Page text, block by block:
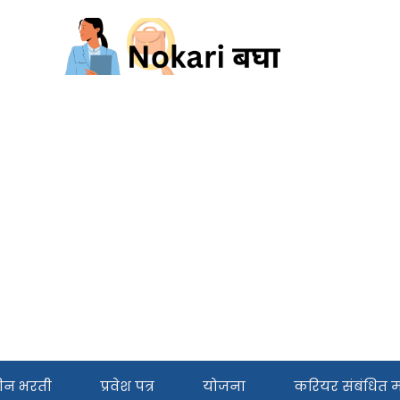
भरती प्रवेश पत्र योजना करियर संबंधित